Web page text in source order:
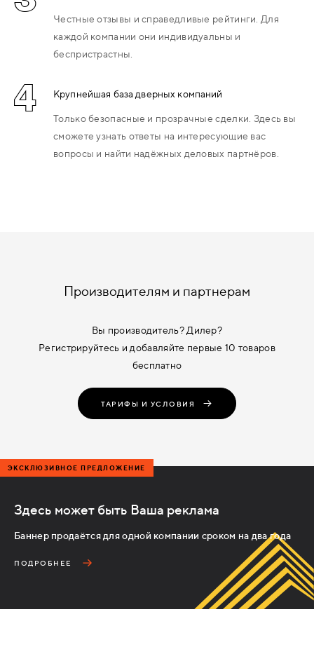
Честные отзывы и справедливые рейтинги. Для
каждой компании они индивидуальны и
беспристрастны.
4 Крупнейшая база дверных компаний
Только безопасные и прозрачные сделки. Здесь вы
сможете узнать ответы на интересующие вас
вопросы и найти надёжных деловых партнёров.
Производителям и партнерам
Вы производитель? Дилер?
Регистрируйтесь и добавляйте первые 10 товаров
бесплатно
ТАРИФЫ И УСЛОВИЯ
ЭКСКЛЮЗИВНОЕ ПРЕДЛОЖЕНИЕ
Здесь может быть Ваша реклама
Баннер продаётся для одной компании сроком на два года
ПОДРОБНЕЕ